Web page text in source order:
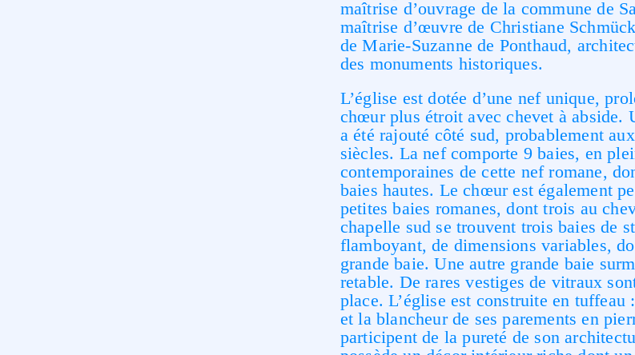
maîtrise d’ouvrage de la commune de
maîtrise d’œuvre de Christiane
de Marie-Suzanne de Ponthaud,
des monuments historiques.
L’église est dotée d’une nef unique,
chœur plus étroit avec chevet à abside.
a été rajouté côté sud, probablement
siècles. La nef comporte 9 baies, en
contemporaines de cette nef romane,
baies hautes. Le chœur est également
petites baies romanes, dont trois au
chapelle sud se trouvent trois baies de
flamboyant, de dimensions variables,
grande baie. Une autre grande baie
retable. De rares vestiges de vitraux
place. L’église est construite en tuffeau
et la blancheur de ses parements en
participent de la pureté de son